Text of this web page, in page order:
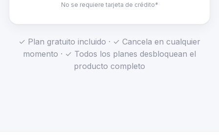
No se requiere tarjeta de crédito*
✓ Plan gratuito incluido · ✓ Cancela en cualquier
momento · ✓ Todos los planes desbloquean el
producto completo